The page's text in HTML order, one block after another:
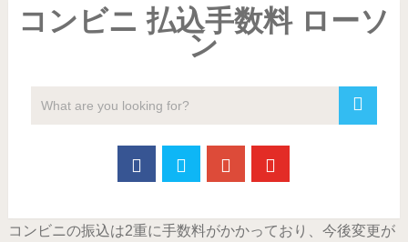
コンビニ 払込手数料 ローソ
ン
コンビニの振込は2重に手数料がかかっており、今後変更が